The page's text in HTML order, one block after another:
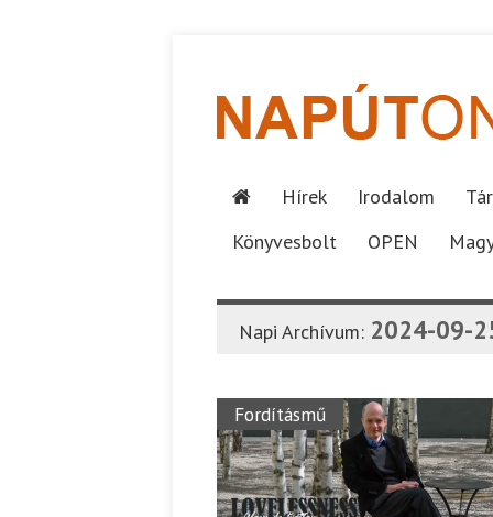
Hírek Irodalom
Könyvesbolt
OPEN
Napi Archívum: 2024-09-
Fordításmű